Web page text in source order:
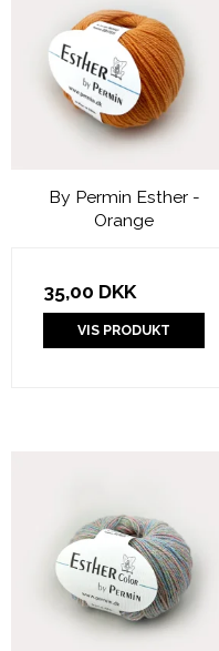
By Permin Esther -
Orange
35,00 DKK
VIS PRODUKT